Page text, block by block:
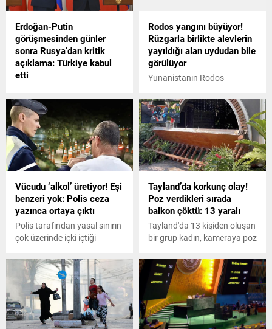
Erdoğan-Putin
görüşmesinden günler
sonra Rusya’dan kritik
açıklama: Türkiye kabul
etti
Rusya lideri Putin arasında
Soçide gerçekleşen
toplantının ardından yeni bir
açıklama geldi. Rusya
Dışişleri Bakan Yardımcısı
Aleksandr Gruşko, Rusya ve
Türkiyenin 1 milyon ton tahıl
tedariki konusunda
anlaşmaya vardığını belirtti.
Rodos yangını büyüyor!
Rüzgarla birlikte alevlerin
yayıldığı alan uydudan bile
görülüyor
Yunanistanın Rodos
yangın büyük korkuya neden
oldu. Adadaki turistler
kısmen tahliye edilirken
uydudan çekilen görüntüler
ise yangının rüzgarın
etkisiyle nasıl yayıldığını
gözler önüne seriyor.
Vücudu ‘alkol’ üretiyor! Eşi
benzeri yok: Polis ceza
yazınca ortaya çıktı
Polis tarafından yasal sınırın
çok üzerinde içki içtiği
yazıldı. Ancak aslında içki
içmemişti bile, bir süre sonra
son derece nadir görülen bir
rahatsızlığı olduğunu ve
'vücudunun alkol' ürettiğini
keşfetti.
Tayland’da korkunç olay!
Poz verdikleri sırada
balkon çöktü: 13 yaralı
Tayland'da 13 kişiden oluşan
bir grup kadın, kameraya poz
balkonun çökmesi sonucu
yaralandı.